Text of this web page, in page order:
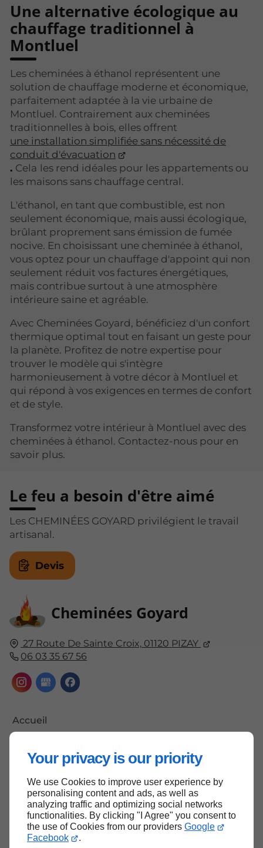
Your privacy is our priority
We use Cookies to improve user experience by
personalising content and ads, as well as
analyzing traffic and optimizing social networks
functionalities. By clicking "I Agree" you consent to
the use of Cookies from our providers Google
Facebook
.
Une alternative écologique au
chauffage traditionnel à
Montluel
Les cheminées à éthanol représentent une
solution de chauffage moderne et économique,
parfaitement adaptée à la vie urbaine de
Montluel. Contrairement aux cheminées
traditionnelles à bois, elles offrent
une installation simplifiée sans nécessité de
conduit d'évacuation
. Cela les rend idéales pour les appartements ou
les maisons sans chauffage central.
L'éthanol, en tant que combustible, est non
seulement économique, mais aussi écologique,
brûlant proprement sans émission de fumée
nocive. En choisissant une cheminée à éthanol,
vous optez pour un chauffage d'appoint qui non
seulement réduit vos factures énergétiques,
mais contribue surtout à une atmosphère
intérieure saine et agréable.
Avec Cheminées Goyard, bénéficiez d'un confort
thermique optimal tout en faisant un geste pour
la planète. Profitez de notre expertise pour
trouver le modèle qui s'intègre
harmonieusement à votre décor à Montluel et
qui répond à vos exigences en termes de confort
et de style.
Transformez votre intérieur à Montluel avec des
cheminées à éthanol. Contactez-nous pour en
savoir plus.
Cheminées Goyard
27 Route De Sainte Croix, 01120 PIZAY
06 03 35 67 56
Accueil
Mentions légales
Plan du site
Le feu a besoin d'être aimé
Les CHEMINÉES GOYARD privilégient le travail
artisanal.
Devis
Haut de page